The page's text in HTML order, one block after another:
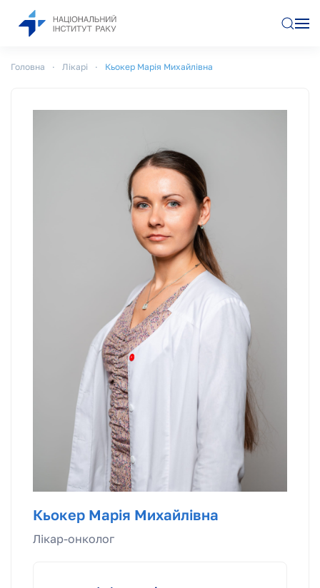
Головна Лікарі Кьокер Марія Михайлівна
Кьокер Марія Михайлівна
Лікар-онколог